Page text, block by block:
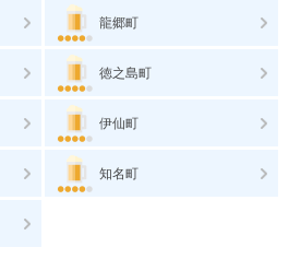
龍郷町
徳之島町
伊仙町
知名町